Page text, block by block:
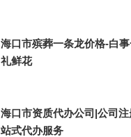
海口市殡葬一条龙价格-白
礼鲜花
海口市资质代办公司|公司
站式代办服务